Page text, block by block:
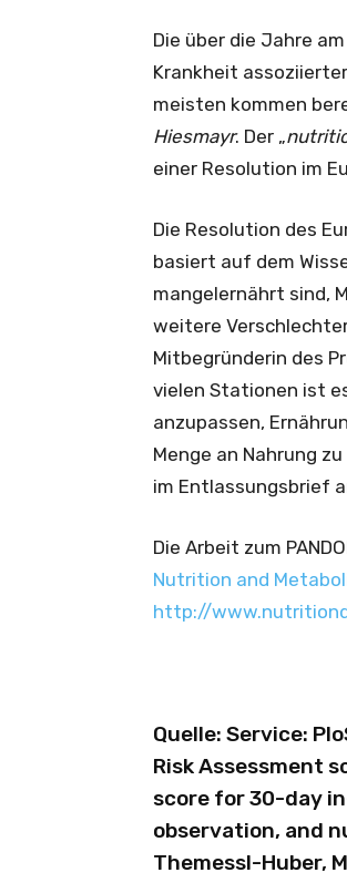
Die über die Jahre am
Krankheit
meisten kommen
Hiesmayr. Der „
einer Resolution im
Die Resolution des
basiert auf dem
mangelernährt sind,
weitere
Mitbegründerin des
vielen Stationen ist
anzupassen,
Menge an Nahrung
im Entlassungsbrief
Die Arbeit zum
Nutrition and
http://
Quelle: Service:
Risk Assessment
score for 30-day
observation, and
Themessl-Huber,